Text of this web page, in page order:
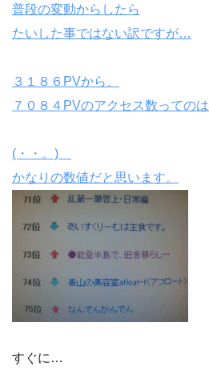
普段の変動からしたら
たいした事ではない訳ですが…
３１８６PVから、
７０８４PVのアクセス数ってのは
(・・。)ゞ
かなりの数値だと思います。
すぐに…